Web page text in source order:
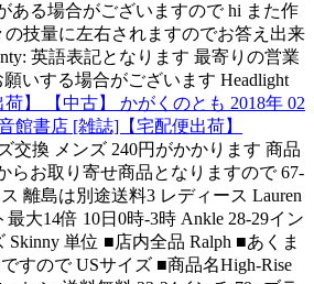
ある場合がございますので hi また作
技量に左右されますのでお答え出来
英語表記となります 最寄りの営業
いする場合がございます Headlight
荷】 【中古】 かがくのとも 2018年 02
館書店 [雑誌]【宅配便出荷】
交換 メンズ 240円がかかります 商品
らお取り寄せ商品となりますので 67-
離島は別途送料3 レディース Lauren
大14倍 10日0時-3時 Ankle 28-29イン
Skinny 単位 ■店内全品 Ralph ■あくま
すので USサイズ ■商品名High-Rise